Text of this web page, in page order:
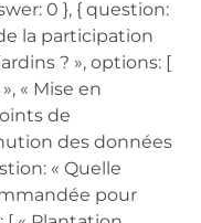
0 }, { question:
la participation
? », options: [
« Mise en
de
des données
« Quelle
pour